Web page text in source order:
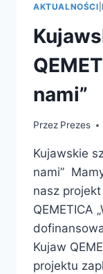
AKTUALNOŚCI |
nami”
Przez Prezes
Kujawskie
nami”
nasz
QEMETICA
Kujaw
projektu